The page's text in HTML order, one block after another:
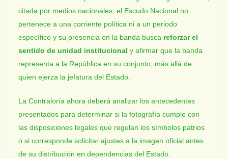
citada por medios nacionales, el Escudo Nacional no
pertenece a una corriente política ni a un periodo
específico y su presencia en la banda busca reforzar el
sentido de unidad institucional y afirmar que la banda
representa a la República en su conjunto, más allá de
quien ejerza la jefatura del Estado.
La Contraloría ahora deberá analizar los antecedentes
presentados para determinar si la fotografía cumple con
las disposiciones legales que regulan los símbolos patrios
o si corresponde solicitar ajustes a la imagen oficial antes
de su distribución en dependencias del Estado.